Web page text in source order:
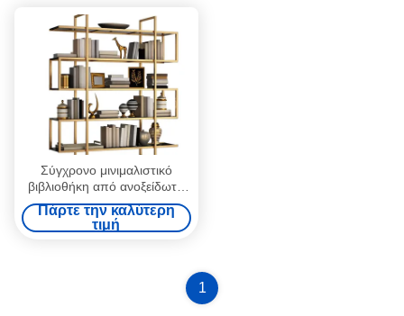
Σύγχρονο μινιμαλιστικό
βιβλιοθήκη από ανοξείδωτο
χάλυβα Προσαρμόσιμο
πάτωμα έως οροφή
Πάρτε την καλύτερη
τιμή
1